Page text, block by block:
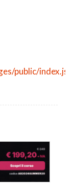
public/index.jsp